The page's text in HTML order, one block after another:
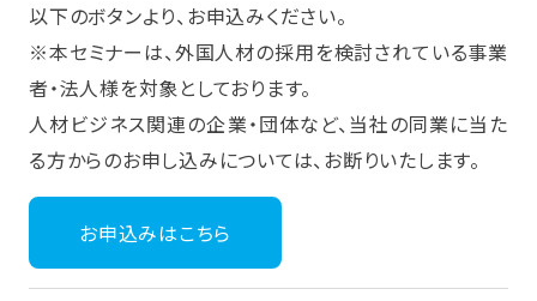
以下のボタンより、お申込みください。
※本セミナーは、外国人材の採用を検討されている事業
者・法人様を対象としております。
人材ビジネス関連の企業・団体など、当社の同業に当た
る方からのお申し込みについては、お断りいたします。
お申込みはこちら